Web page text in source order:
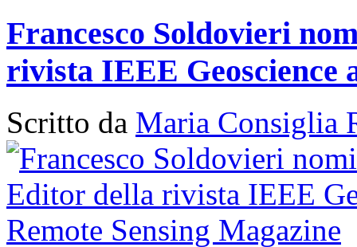
Francesco Soldovieri
rivista IEEE Geoscience
Scritto da Maria Consiglia